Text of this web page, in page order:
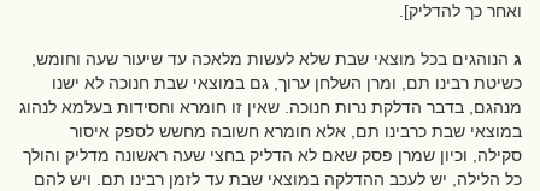
ואחר כך להדליק].
ג הנוהגים בכל מוצאי שבת שלא לעשות מלאכה עד שיעור שעה וחומש,
כשיטת רבינו תם, ומרן השלחן ערוך, גם במוצאי שבת חנוכה לא ישנו
מנהגם, בדבר הדלקת נרות חנוכה. שאין זו חומרא וחסידות בעלמא לנהוג
במוצאי שבת כרבינו תם, אלא חומרא חשובה מחשש לספק איסור
סקילה, וכיון שמרן פסק שאם לא הדליק בחצי שעה ראשונה מדליק והולך
כל הלילה, יש לעכב ההדלקה במוצאי שבת עד לזמן רבינו תם. ויש להם